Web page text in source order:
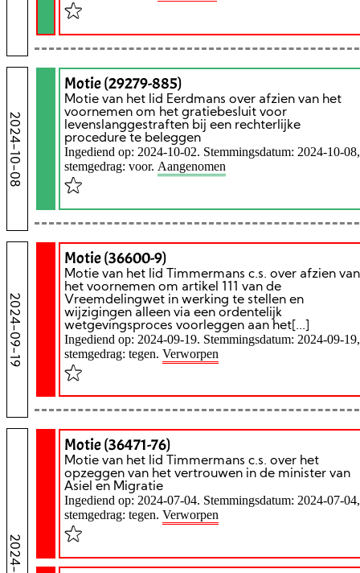
2024-10-08
Motie (29279-885)
Motie van het lid Eerdmans over afzien van het
voornemen om het gratiebesluit voor
levenslanggestraften bij een rechterlijke
procedure te beleggen
Ingediend op: 2024-10-02. Stemmingsdatum: 2024-10-08,
stemgedrag: voor. Aangenomen
2024-09-19
Motie (36600-9)
Motie van het lid Timmermans c.s. over afzien van
het voornemen om artikel 111 van de
Vreemdelingwet in werking te stellen en
wijzigingen alleen via een ordentelijk
wetgevingsproces voorleggen aan het[...]
Ingediend op: 2024-09-19. Stemmingsdatum: 2024-09-19,
stemgedrag: tegen. Verworpen
Motie (36471-76)
Motie van het lid Timmermans c.s. over het
opzeggen van het vertrouwen in de minister van
Asiel en Migratie
Ingediend op: 2024-07-04. Stemmingsdatum: 2024-07-04,
stemgedrag: tegen. Verworpen